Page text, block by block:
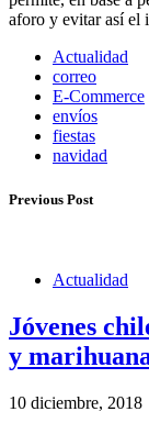
aforo y evitar así el
Actualidad
correo
E-Commerce
envíos
fiestas
navidad
Previous Post
Actualidad
Jóvenes
y
10 diciembre, 2018